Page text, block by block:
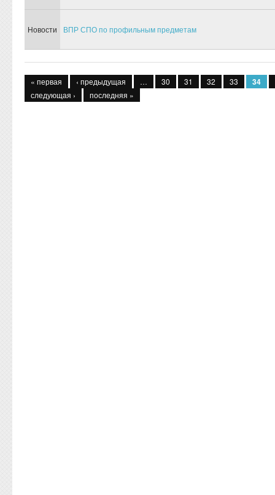
Новости ВПР СПО по профильным предметам
« первая ‹ предыдущая … 30 31 32 33 34
следующая › последняя »